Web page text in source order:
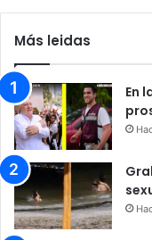
Más leidas
En